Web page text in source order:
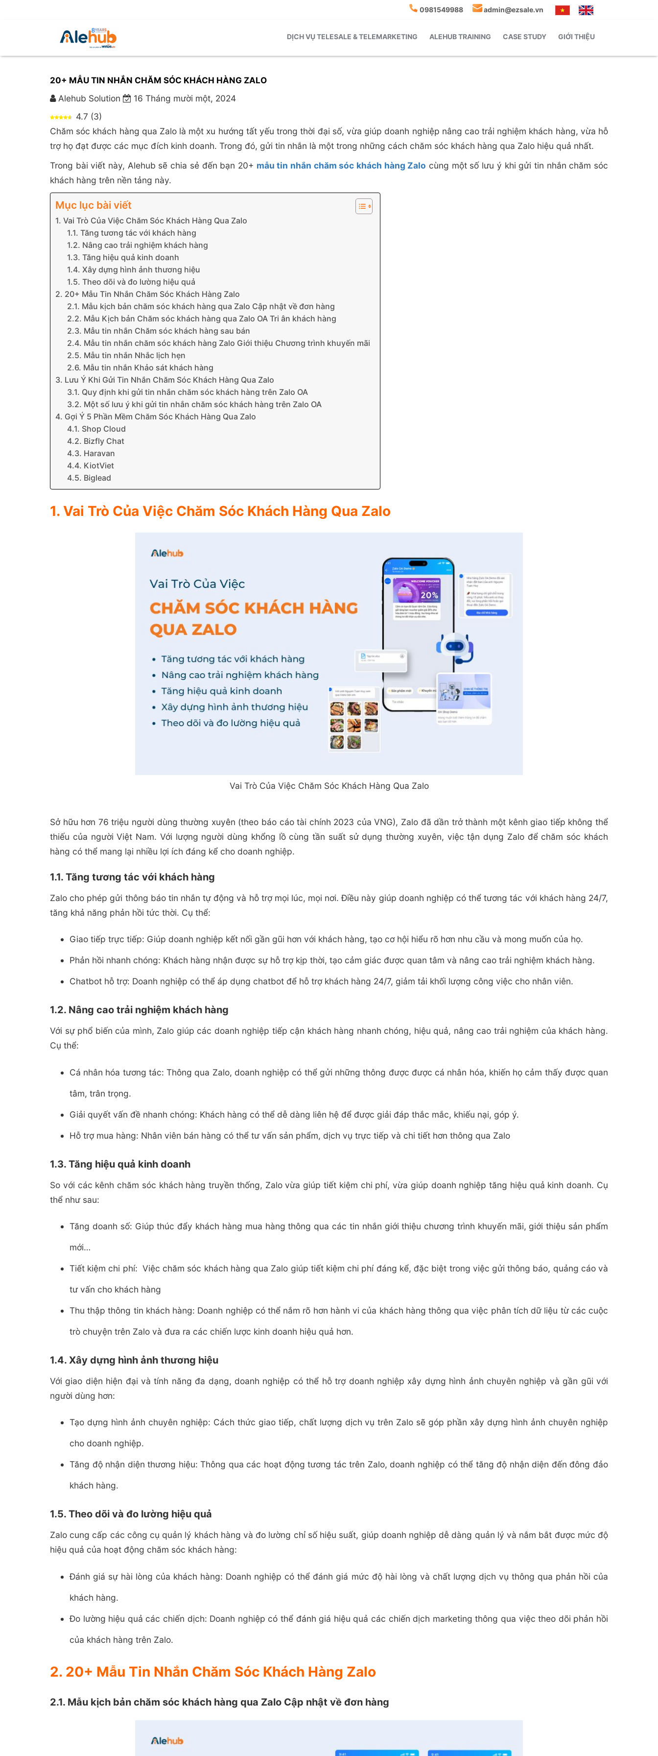
0981549988 admin@ezsale.vn
DỊCH VỤ TELESALE & TELEMARKETING ALEHUB TRAINING CASE STUDY GIỚI THIỆU
20+ MẪU TIN NHẮN CHĂM SÓC KHÁCH HÀNG ZALO
Alehub Solution
16 Tháng mười một, 2024
4.7 (3)
Chăm sóc khách hàng qua Zalo là một xu hướng tất yếu trong thời đại số, vừa giúp doanh nghiệp nâng cao trải nghiệm khách hàng, vừa hỗ
trợ họ đạt được các mục đích kinh doanh. Trong đó, gửi tin nhắn là một trong những cách chăm sóc khách hàng qua Zalo hiệu quả nhất.
Trong bài viết này, Alehub sẽ chia sẻ đến bạn 20+ mẫu tin nhắn chăm sóc khách hàng Zalo cùng một số lưu ý khi gửi tin nhắn chăm sóc
khách hàng trên nền tảng này.
Mục lục bài viết
1. Vai Trò Của Việc Chăm Sóc Khách Hàng Qua Zalo
1.1. Tăng tương tác với khách hàng
1.2. Nâng cao trải nghiệm khách hàng
1.3. Tăng hiệu quả kinh doanh
1.4. Xây dựng hình ảnh thương hiệu
1.5. Theo dõi và đo lường hiệu quả
2. 20+ Mẫu Tin Nhắn Chăm Sóc Khách Hàng Zalo
2.1. Mẫu kịch bản chăm sóc khách hàng qua Zalo Cập nhật về đơn hàng
2.2. Mẫu Kịch bản Chăm sóc khách hàng qua Zalo OA Tri ân khách hàng
2.3. Mẫu tin nhắn Chăm sóc khách hàng sau bán
2.4. Mẫu tin nhắn chăm sóc khách hàng Zalo Giới thiệu Chương trình khuyến mãi
2.5. Mẫu tin nhắn Nhắc lịch hẹn
2.6. Mẫu tin nhắn Khảo sát khách hàng
3. Lưu Ý Khi Gửi Tin Nhắn Chăm Sóc Khách Hàng Qua Zalo
3.1. Quy định khi gửi tin nhắn chăm sóc khách hàng trên Zalo OA
3.2. Một số lưu ý khi gửi tin nhắn chăm sóc khách hàng trên Zalo OA
4. Gợi Ý 5 Phần Mềm Chăm Sóc Khách Hàng Qua Zalo
4.1. Shop Cloud
4.2. Bizfly Chat
4.3. Haravan
4.4. KiotViet
4.5. Biglead
1. Vai Trò Của Việc Chăm Sóc Khách Hàng Qua Zalo
Vai Trò Của Việc Chăm Sóc Khách Hàng Qua Zalo
Sở hữu hơn 76 triệu người dùng thường xuyên (theo báo cáo tài chính 2023 của VNG), Zalo đã dần trở thành một kênh giao tiếp không thể
thiếu của người Việt Nam. Với lượng người dùng khổng lồ cùng tần suất sử dụng thường xuyên, việc tận dụng Zalo để chăm sóc khách
hàng có thể mang lại nhiều lợi ích đáng kể cho doanh nghiệp.
1.1. Tăng tương tác với khách hàng
Zalo cho phép gửi thông báo tin nhắn tự động và hỗ trợ mọi lúc, mọi nơi. Điều này giúp doanh nghiệp có thể tương tác với khách hàng 24/7,
tăng khả năng phản hồi tức thời. Cụ thể:
Giao tiếp trực tiếp: Giúp doanh nghiệp kết nối gần gũi hơn với khách hàng, tạo cơ hội hiểu rõ hơn nhu cầu và mong muốn của họ.
Phản hồi nhanh chóng: Khách hàng nhận được sự hỗ trợ kịp thời, tạo cảm giác được quan tâm và nâng cao trải nghiệm khách hàng.
Chatbot hỗ trợ: Doanh nghiệp có thể áp dụng chatbot để hỗ trợ khách hàng 24/7, giảm tải khối lượng công việc cho nhân viên.
1.2. Nâng cao trải nghiệm khách hàng
Với sự phổ biến của mình, Zalo giúp các doanh nghiệp tiếp cận khách hàng nhanh chóng, hiệu quả, nâng cao trải nghiệm của khách hàng.
Cụ thể:
Cá nhân hóa tương tác: Thông qua Zalo, doanh nghiệp có thể gửi những thông được được cá nhân hóa, khiến họ cảm thấy được quan
tâm, trân trọng.
Giải quyết vấn đề nhanh chóng: Khách hàng có thể dễ dàng liên hệ để được giải đáp thắc mắc, khiếu nại, góp ý.
Hỗ trợ mua hàng: Nhân viên bán hàng có thể tư vấn sản phẩm, dịch vụ trực tiếp và chi tiết hơn thông qua Zalo
1.3. Tăng hiệu quả kinh doanh
So với các kênh chăm sóc khách hàng truyền thống, Zalo vừa giúp tiết kiệm chi phí, vừa giúp doanh nghiệp tăng hiệu quả kinh doanh. Cụ
thể như sau:
Tăng doanh số: Giúp thúc đẩy khách hàng mua hàng thông qua các tin nhắn giới thiệu chương trình khuyến mãi, giới thiệu sản phẩm
mới…
Tiết kiệm chi phí: Việc chăm sóc khách hàng qua Zalo giúp tiết kiệm chi phí đáng kể, đặc biệt trong việc gửi thông báo, quảng cáo và
tư vấn cho khách hàng
Thu thập thông tin khách hàng: Doanh nghiệp có thể nắm rõ hơn hành vi của khách hàng thông qua việc phân tích dữ liệu từ các cuộc
trò chuyện trên Zalo và đưa ra các chiến lược kinh doanh hiệu quả hơn.
1.4. Xây dựng hình ảnh thương hiệu
Với giao diện hiện đại và tính năng đa dạng, doanh nghiệp có thể hỗ trợ doanh nghiệp xây dựng hình ảnh chuyên nghiệp và gần gũi với
người dùng hơn:
Tạo dựng hình ảnh chuyên nghiệp: Cách thức giao tiếp, chất lượng dịch vụ trên Zalo sẽ góp phần xây dựng hình ảnh chuyên nghiệp
cho doanh nghiệp.
Tăng độ nhận diện thương hiệu: Thông qua các hoạt động tương tác trên Zalo, doanh nghiệp có thể tăng độ nhận diện đến đông đảo
khách hàng.
1.5. Theo dõi và đo lường hiệu quả
Zalo cung cấp các công cụ quản lý khách hàng và đo lường chỉ số hiệu suất, giúp doanh nghiệp dễ dàng quản lý và nắm bắt được mức độ
hiệu quả của hoạt động chăm sóc khách hàng:
Đánh giá sự hài lòng của khách hàng: Doanh nghiệp có thể đánh giá mức độ hài lòng và chất lượng dịch vụ thông qua phản hồi của
khách hàng.
Đo lường hiệu quả các chiến dịch: Doanh nghiệp có thể đánh giá hiệu quả các chiến dịch marketing thông qua việc theo dõi phản hồi
của khách hàng trên Zalo.
2. 20+ Mẫu Tin Nhắn Chăm Sóc Khách Hàng Zalo
2.1. Mẫu kịch bản chăm sóc khách hàng qua Zalo Cập nhật về đơn hàng